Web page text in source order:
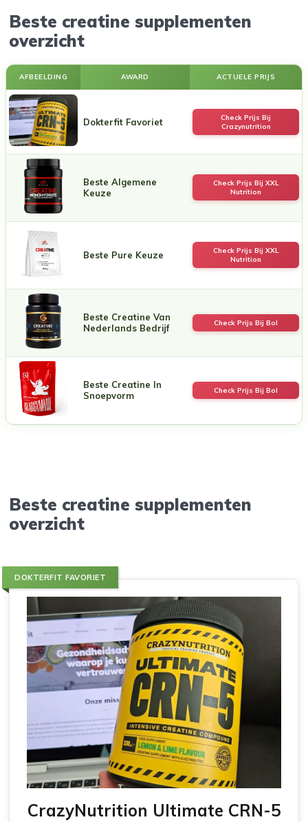
Beste creatine supplementen
overzicht
AFBEELDING AWARD ACTUELE PRIJS
Dokterfit Favoriet
Check Prijs Bij
Crazynutrition
Beste Algemene
Keuze
Check Prijs Bij XXL
Nutrition
Beste Pure Keuze
Check Prijs Bij XXL
Nutrition
Beste Creatine Van
Nederlands Bedrijf
Check Prijs Bij Bol
Beste Creatine In
Snoepvorm
Check Prijs Bij Bol
Beste creatine supplementen
overzicht
DOKTERFIT FAVORIET
CrazyNutrition Ultimate CRN-5